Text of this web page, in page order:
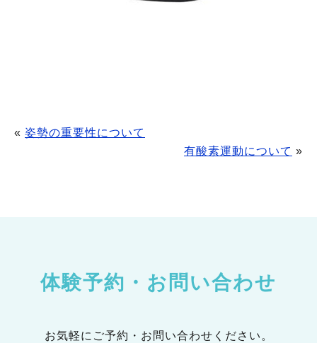
« 姿勢の重要性について
有酸素運動について »
体験予約・お問い合わせ
お気軽にご予約・お問い合わせください。